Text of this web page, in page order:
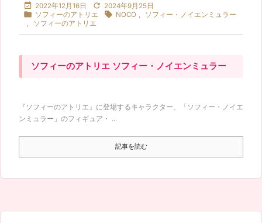
 2022年12月16日  2024年9月25日
 ソフィーのアトリエ  NOCO ,
ソフィー・ノイエンミュラー
,
ソフィーのアトリエ
ソフィーのアトリエ ソフィー・ノイエンミュラー
『ソフィーのアトリエ』に登場するキャラクター、「ソフィー・ノイエ
ンミュラー」のフィギュア・ ...
記事を読む